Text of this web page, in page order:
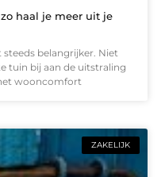
haal je meer uit je
belangrijker. Niet
tuin bij aan de uitstraling
wooncomfort
ZAKELIJK